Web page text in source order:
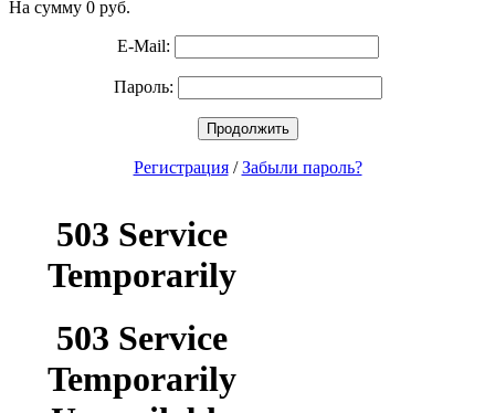
На сумму 0 руб.
E-Mail:
Пароль:
Продолжить
Регистрация/Забыли пароль?